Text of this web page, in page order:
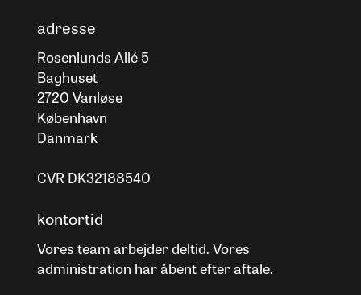
adresse
Rosenlunds Allé 5
Baghuset
2720 Vanløse
København
Danmark
CVR DK32188540
kontortid
Vores team arbejder deltid. Vores
administration har åbent efter aftale.